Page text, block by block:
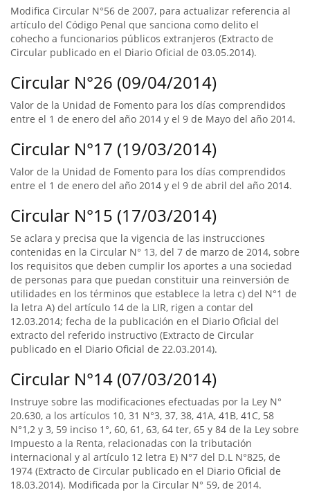
Modifica Circular N°56 de 2007, para actualizar referencia al
artículo del Código Penal que sanciona como delito el
cohecho a funcionarios públicos extranjeros (Extracto de
Circular publicado en el Diario Oficial de 03.05.2014).
Circular N°26 (09/04/2014)
Valor de la Unidad de Fomento para los días comprendidos
entre el 1 de enero del año 2014 y el 9 de Mayo del año 2014.
Circular N°17 (19/03/2014)
Valor de la Unidad de Fomento para los días comprendidos
entre el 1 de enero del año 2014 y el 9 de abril del año 2014.
Circular N°15 (17/03/2014)
Se aclara y precisa que la vigencia de las instrucciones
contenidas en la Circular N° 13, del 7 de marzo de 2014, sobre
los requisitos que deben cumplir los aportes a una sociedad
de personas para que puedan constituir una reinversión de
utilidades en los términos que establece la letra c) del N°1 de
la letra A) del artículo 14 de la LIR, rigen a contar del
12.03.2014; fecha de la publicación en el Diario Oficial del
extracto del referido instructivo (Extracto de Circular
publicado en el Diario Oficial de 22.03.2014).
Circular N°14 (07/03/2014)
Instruye sobre las modificaciones efectuadas por la Ley N°
20.630, a los artículos 10, 31 N°3, 37, 38, 41A, 41B, 41C, 58
N°1,2 y 3, 59 inciso 1°, 60, 61, 63, 64 ter, 65 y 84 de la Ley sobre
Impuesto a la Renta, relacionadas con la tributación
internacional y al artículo 12 letra E) N°7 del D.L N°825, de
1974 (Extracto de Circular publicado en el Diario Oficial de
18.03.2014). Modificada por la Circular N° 59, de 2014.